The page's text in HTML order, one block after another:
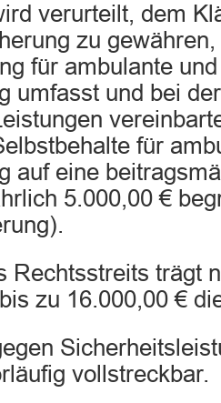
verurteilt, dem
zu
für ambulante
umfasst und bei
für
auf eine
5.000,00 €
Rechtsstreits trägt
zu 16.000,00 €
vollstreckbar.